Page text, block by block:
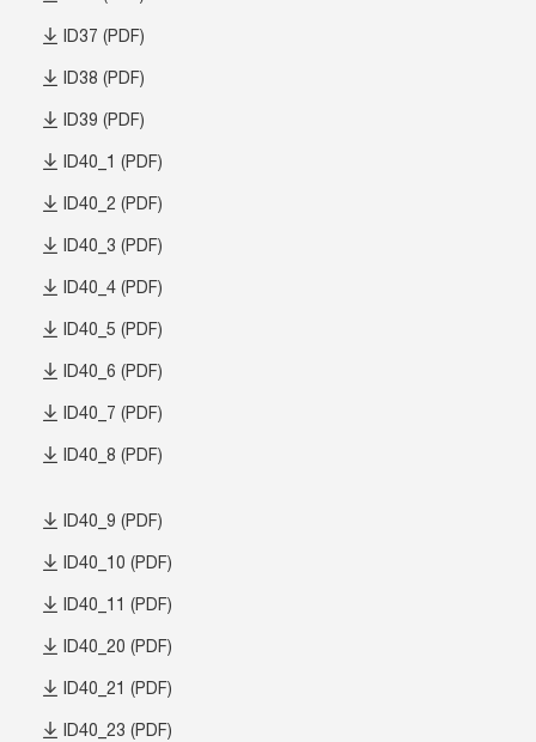
ID37 (PDF)
ID38 (PDF)
ID39 (PDF)
ID40_1 (PDF)
ID40_2 (PDF)
ID40_3 (PDF)
ID40_4 (PDF)
ID40_5 (PDF)
ID40_6 (PDF)
ID40_7 (PDF)
ID40_8 (PDF)
ID40_9 (PDF)
ID40_10 (PDF)
ID40_11 (PDF)
ID40_20 (PDF)
ID40_21 (PDF)
ID40_23 (PDF)